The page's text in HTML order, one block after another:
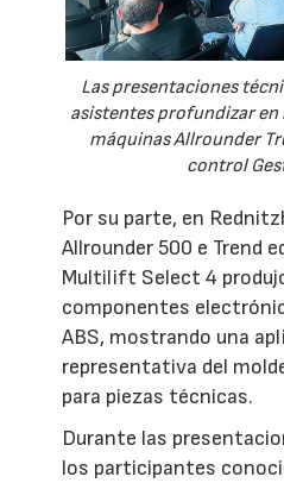
Las presentaciones
asistentes profundizar en
máquinas Allrounder
control
Por su parte, en
Allrounder 500 e Trend
Multilift Select 4
componentes
ABS, mostrando una
representativa del
para piezas técnicas.
Durante las
los participantes